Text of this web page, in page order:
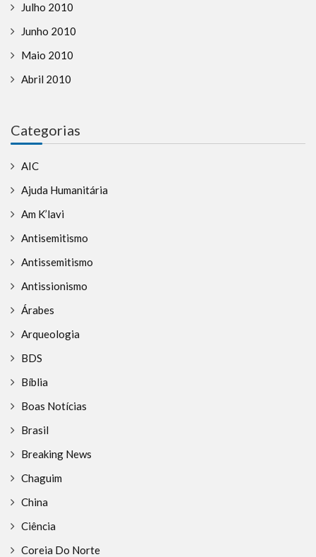
Julho 2010
Junho 2010
Maio 2010
Abril 2010
Categorias
AIC
Ajuda Humanitária
Am K’lavi
Antisemitismo
Antissemitismo
Antissionismo
Árabes
Arqueologia
BDS
Bíblia
Boas Notícias
Brasil
Breaking News
Chaguim
China
Ciência
Coreia Do Norte